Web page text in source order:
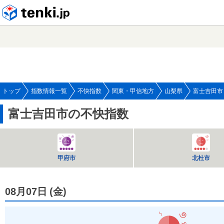
トップ 指数情報一覧 不快指数 関東・甲信地方 山梨県 富士吉田市
富士吉田市の不快指数
甲府市 北杜市
08月07日 (金)